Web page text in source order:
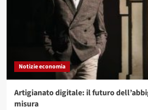
Notizie economia
Artigianato digitale: il futuro
misura